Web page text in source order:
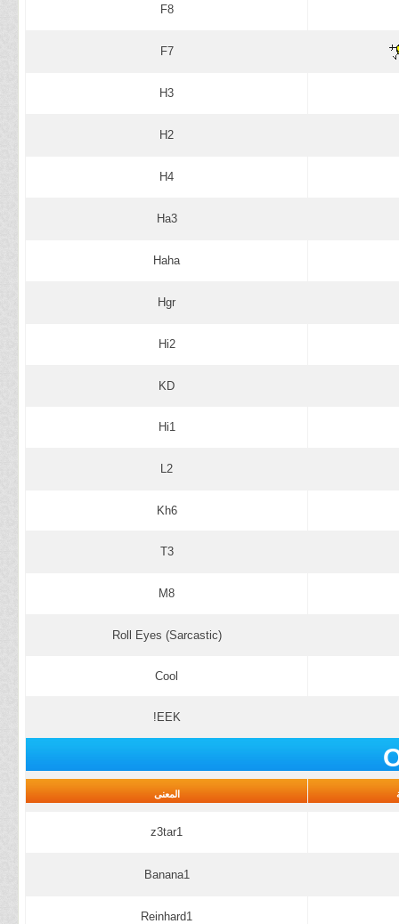
F8
F7
H3
H2
H4
Ha3
Haha
Hgr
Hi2
KD
Hi1
L2
Kh6
T3
M8
Roll Eyes (Sarcastic)
Cool
EEK!
المعنى
z3tar1
Banana1
Reinhard1